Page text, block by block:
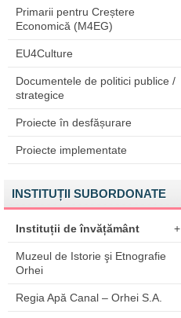
Primarii pentru Creștere
Economică (M4EG)
EU4Culture
Documentele de politici publice /
strategice
Proiecte în desfășurare
Proiecte implementate
INSTITUȚII SUBORDONATE
Instituții de învățământ +
Muzeul de Istorie şi Etnografie
Orhei
Regia Apă Canal – Orhei S.A.